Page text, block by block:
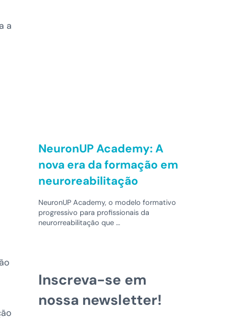
a
NeuronUP Academy: A
nova era da formação em
neuroreabilitação
NeuronUP Academy, o modelo formativo
progressivo para profissionais da
neurorreabilitação que …
Inscreva-se em
nossa newsletter!